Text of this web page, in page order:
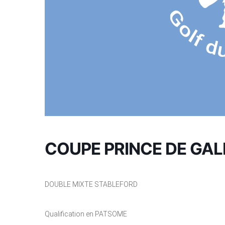
COUPE PRINCE DE
DOUBLE MIXTE STABLEFORD
Qualification en PATSOME